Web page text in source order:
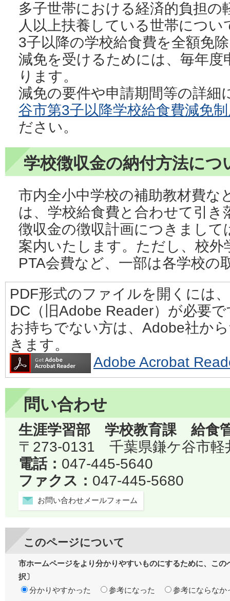
多子世帯における経済的負担の
人以上扶養している世帯につ
3子以降の学校給食費を全額免
減免を受けるためには、毎年度
ります。
減免の要件や申請期間等の詳細
谷市第3子以降学校給食費減免
ださい。
学校徴収金の納付方法につ
市内全小中学校の補助教材費な
は、学校給食費と合わせて引
徴収金の徴収計画につきまし
案内いたします。ただし、校外
PTA会費など、一部は各学校の
PDF形式のファイルを開くには
DC（旧Adobe Reader）が必要
お持ちでない方は、Adobe社か
きます。
Adobe Acrobat
問い合わせ
生涯学習部 学校教育課 給食
〒273-0131 千葉県鎌ケ谷市軽
電話： 047-445-5640
ファクス： 047-445-5680
お問い合わせメールフォーム
このページについて
市ホームページをより分かりやすいものにするために、こ
択〕
分かりやすかった
参考になった 参考にならなか